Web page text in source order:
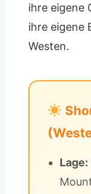
ihre eigene
ihre eigene
Westen.
Lage: